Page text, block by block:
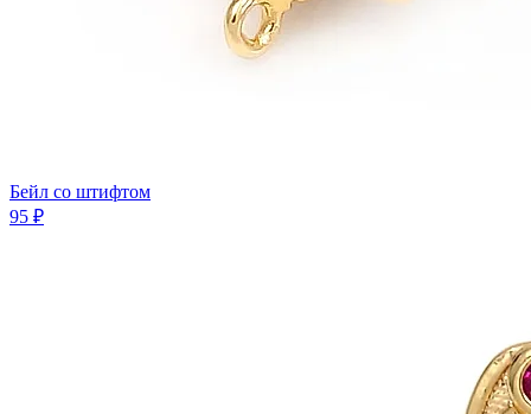
Бейл co штифтом
95 ₽